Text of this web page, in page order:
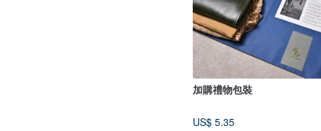
加購禮物包裝
US$ 5.35